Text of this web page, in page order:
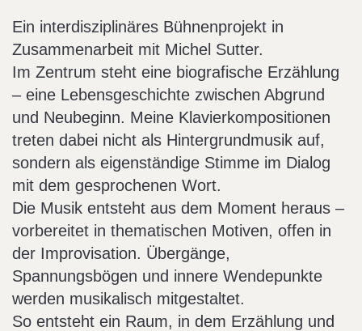
Ein interdisziplinäres Bühnenprojekt in
Zusammenarbeit mit Michel Sutter.
Im Zentrum steht eine biografische Erzählung
– eine Lebensgeschichte zwischen Abgrund
und Neubeginn. Meine Klavierkompositionen
treten dabei nicht als Hintergrundmusik auf,
sondern als eigenständige Stimme im Dialog
mit dem gesprochenen Wort.
Die Musik entsteht aus dem Moment heraus –
vorbereitet in thematischen Motiven, offen in
der Improvisation. Übergänge,
Spannungsbögen und innere Wendepunkte
werden musikalisch mitgestaltet.
So entsteht ein Raum, in dem Erzählung und